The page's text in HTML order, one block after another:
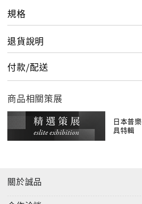
2.遮蓋力強，不影響文件品質。
輕巧。
4.採用
One-Touch
單便利。
6.筆型彈性旋轉設計，可隨角度左
7.可與炫彩、Q 凍、艷彩和智慧型
帶交互使用。
規格
退貨說明
付款/配送
商品相關策展
日本普
具特輯
關於誠品